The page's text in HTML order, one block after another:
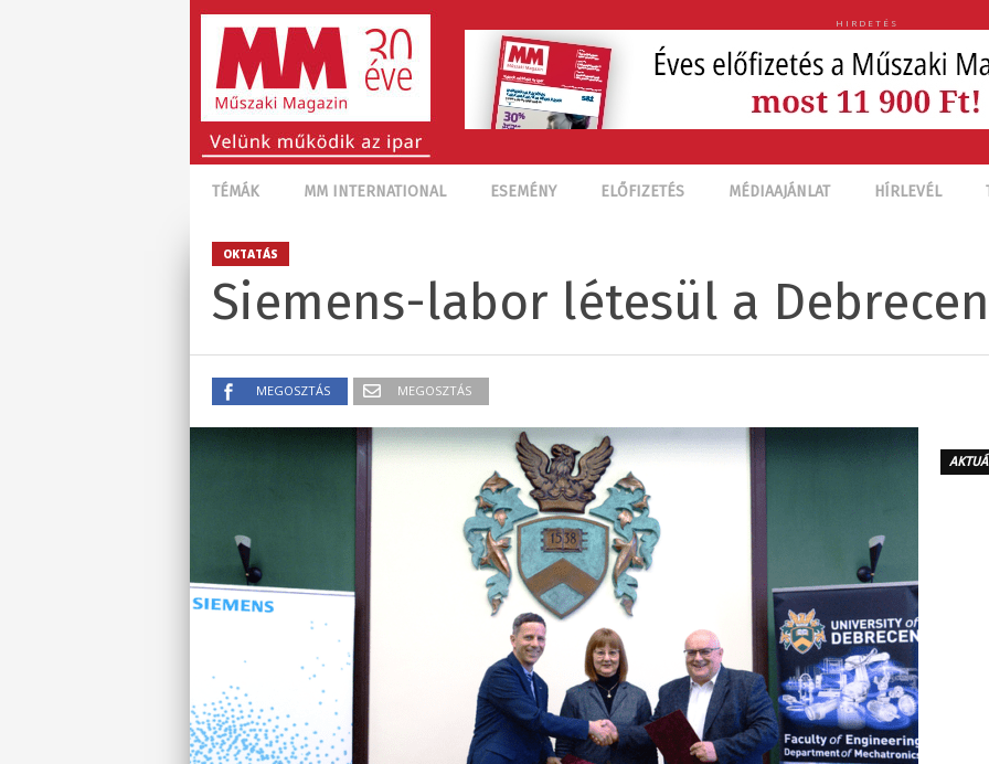
HIRDETÉS
TÉMÁK MM INTERNATIONAL ESEMÉNY ELŐFIZETÉS MÉDIAAJÁNLAT HÍRLEVÉL
OKTATÁS
Siemens-labor létesül a
MEGOSZTÁS MEGOSZTÁS